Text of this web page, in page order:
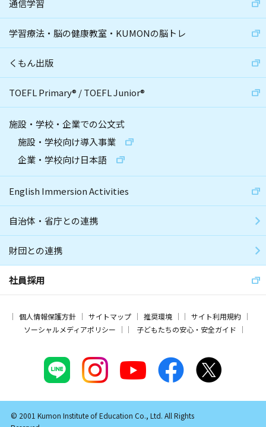
通信学習
学習療法・脳の健康教室・KUMONの脳トレ
くもん出版
TOEFL Primary® /TOEFL Junior®
施設・学校・企業での公文式
施設・学校向け導入事業
企業・学校向け日本語
English Immersion Activities
自治体・省庁との連携
財団との連携
社員採用
個人情報保護方針 サイトマップ 推奨環境
サイト利用規約
ソーシャルメディアポリシー
子どもたちの安心・安全ガイド
© 2001 Kumon Institute of Education Co., Ltd. All Rights